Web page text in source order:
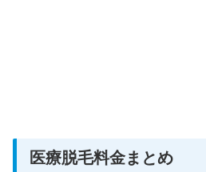
医療脱毛料金まとめ